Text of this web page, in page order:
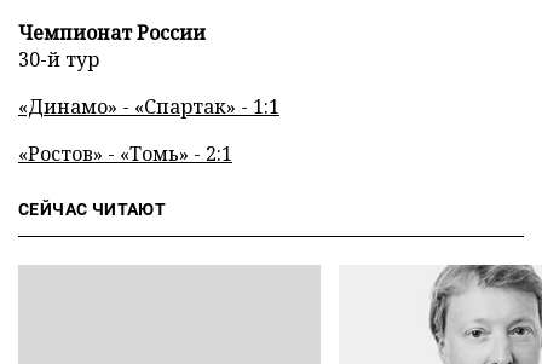
Чемпионат России
30-й тур
«Динамо» - «Спартак» - 1:1
«Ростов» - «Томь» - 2:1
СЕЙЧАС ЧИТАЮТ